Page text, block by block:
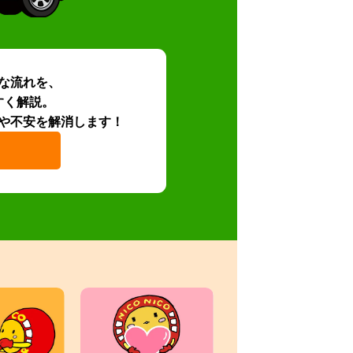
流れを、
解説。
不安を解消します！